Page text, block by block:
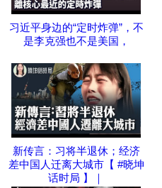
习近平身边的“定时炸弹”，不
是李克强也不是美国，
新传言：习将半退休；经济
差中国人迁离大城市【 #晓坤
话时局 】｜